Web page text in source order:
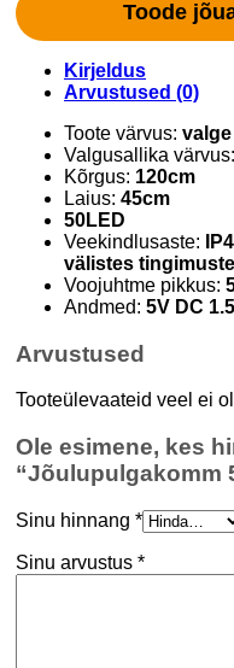
Toode
Kirjeldus
Arvustused (0)
Toote värvus:
Valgusallika värvus:
Kõrgus: 120cm
Laius: 45cm
50LED
Veekindlusaste:
välistes
Voojuhtme pikkus:
Andmed: 5V DC
Arvustused
Tooteülevaateid veel ei
Ole esimene, kes
“Jõulupulgakomm
Sinu hinnang *
Sinu arvustus *